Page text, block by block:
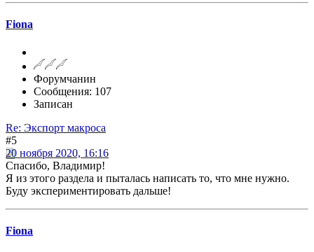
Fiona
Форумчанин
Сообщения: 107
Записан
Re: Экспорт макроса
#5
20 ноября 2020, 16:16
Спасибо, Владимир!
Я из этого раздела и пыталась написать то, что мне нужно.
Буду экспериментировать дальше!
Fiona